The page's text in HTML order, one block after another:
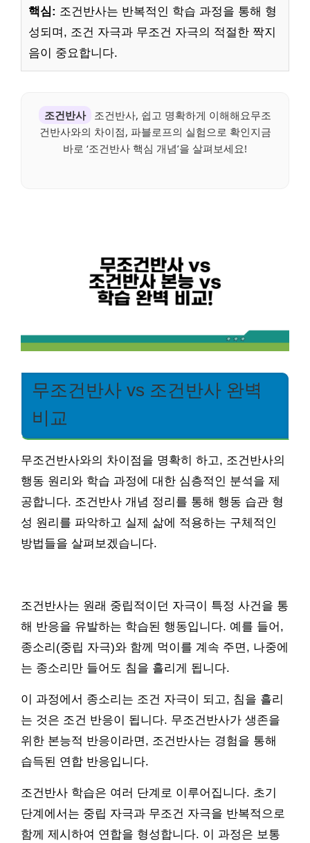
핵심: 조건반사는 반복적인 학습 과정을 통해 형
성되며, 조건 자극과 무조건 자극의 적절한 짝지
음이 중요합니다.
조건반사
조건반사, 쉽고 명확하게 이해해요무조
건반사와의 차이점, 파블로프의 실험으로 확인지금
바로 ‘조건반사 핵심 개념’을 살펴보세요!
무조건반사 vs 조건반사 완벽
비교
무조건반사와의 차이점을 명확히 하고, 조건반사의
행동 원리와 학습 과정에 대한 심층적인 분석을 제
공합니다. 조건반사 개념 정리를 통해 행동 습관 형
성 원리를 파악하고 실제 삶에 적용하는 구체적인
방법들을 살펴보겠습니다.
조건반사는 원래 중립적이던 자극이 특정 사건을 통
해 반응을 유발하는 학습된 행동입니다. 예를 들어,
종소리(중립 자극)와 함께 먹이를 계속 주면, 나중에
는 종소리만 들어도 침을 흘리게 됩니다.
이 과정에서 종소리는 조건 자극이 되고, 침을 흘리
는 것은 조건 반응이 됩니다. 무조건반사가 생존을
위한 본능적 반응이라면, 조건반사는 경험을 통해
습득된 연합 반응입니다.
조건반사 학습은 여러 단계로 이루어집니다. 초기
단계에서는 중립 자극과 무조건 자극을 반복적으로
함께 제시하여 연합을 형성합니다. 이 과정은 보통